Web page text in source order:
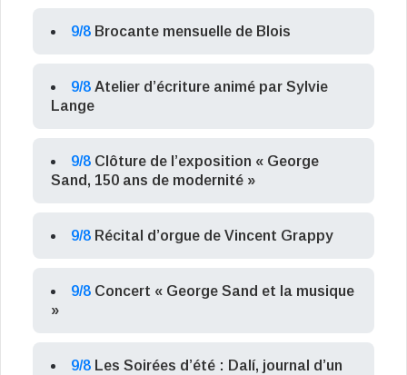
9/8 Brocante mensuelle de Blois
9/8 Atelier d’écriture animé par Sylvie
Lange
9/8 Clôture de l’exposition « George
Sand, 150 ans de modernité »
9/8 Récital d’orgue de Vincent Grappy
9/8 Concert « George Sand et la musique
»
9/8 Les Soirées d’été : Dalí, journal d’un